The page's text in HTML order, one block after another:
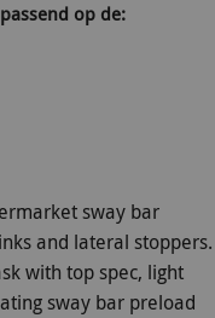
op de:
sway bar
and lateral stoppers.
with top spec, light
sway bar preload